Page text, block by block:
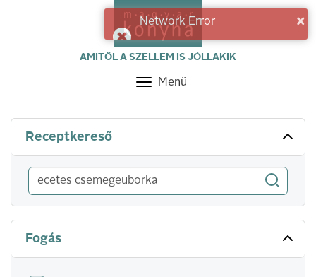
AMITŐL A SZELLEM IS JÓLLAKIK
Toggle
Menü
Receptkereső
Fogás
×
Network Error